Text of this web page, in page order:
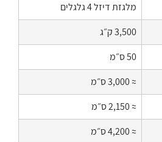
מלגזת דיזל 4 גלגלים
3,500 ק״ג
50 ס״מ
≈ 3,000 ס״מ
≈ 2,150 ס״מ
≈ 4,200 ס״מ